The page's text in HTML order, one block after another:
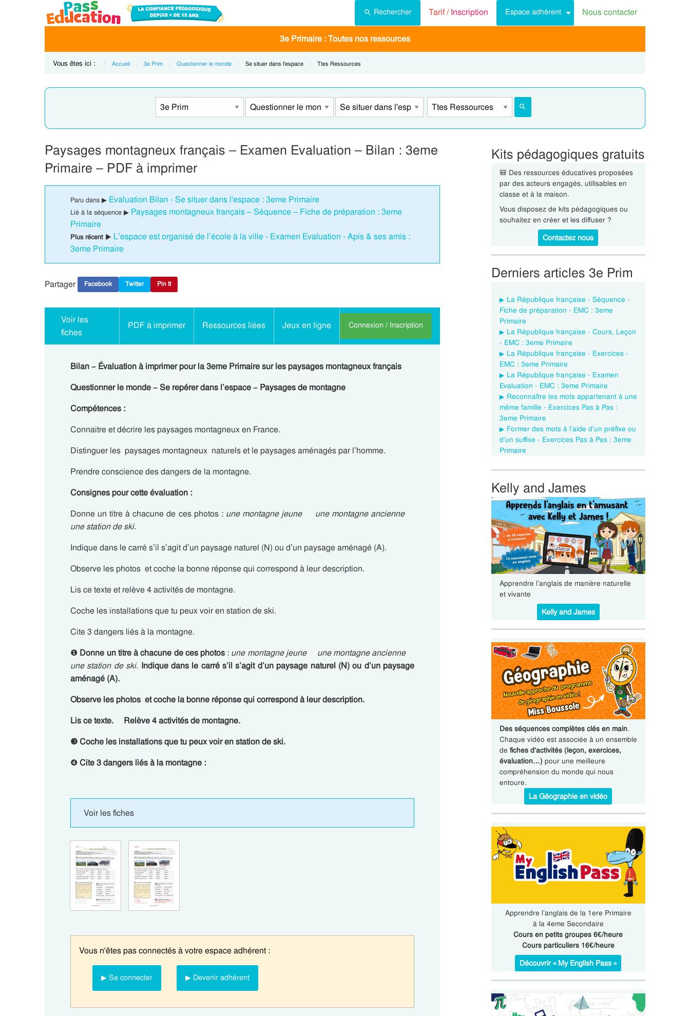
Rechercher Tarif /Inscription Espace adhérent Nous contacter
3e Primaire : Toutes nos ressources
Vous êtes ici : Accueil 3e Prim Questionner le monde Current:
Se situer dans l'espace Current:
Ttes Ressources
Paysages montagneux français – Examen Evaluation – Bilan : 3eme
Primaire – PDF à imprimer
Paru dans ▶ Evaluation Bilan - Se situer dans l'espace : 3eme Primaire
Lié à la séquence ▶ Paysages montagneux français – Séquence – Fiche de préparation : 3eme
Primaire
Plus récent ▶ L’espace est organisé de l’école à la ville - Examen Evaluation - Apis & ses amis :
3eme Primaire
Partager Facebook Twitter Pin It
Voir les
fiches
PDF à imprimer Ressources liées Jeux en ligne Connexion / Inscription
Bilan – Évaluation à imprimer pour la 3eme Primaire sur les paysages montagneux français
Questionner le monde – Se repérer dans l’espace – Paysages de montagne
Compétences :
Connaitre et décrire les paysages montagneux en France.
Distinguer les paysages montagneux naturels et le paysages aménagés par l’homme.
Prendre conscience des dangers de la montagne.
Consignes pour cette évaluation :
Donne un titre à chacune de ces photos : une montagne jeune une montagne ancienne
une station de ski.
Indique dans le carré s’il s’agit d’un paysage naturel (N) ou d’un paysage aménagé (A).
Observe les photos et coche la bonne réponse qui correspond à leur description.
Lis ce texte et relève 4 activités de montagne.
Coche les installations que tu peux voir en station de ski.
Cite 3 dangers liés à la montagne.
❶ Donne un titre à chacune de ces photos: une montagne jeune une montagne ancienne
une station de ski. Indique dans le carré s’il s’agit d’un paysage naturel (N) ou d’un paysage
aménagé (A).
Observe les photos et coche la bonne réponse qui correspond à leur description.
Lis ce texte. Relève 4 activités de montagne.
❸ Coche les installations que tu peux voir en station de ski.
❹Cite 3 dangers liés à la montagne :
Voir les fiches
Vous n'êtes pas connectés à votre espace adhérent :
▶ Se connecter ▶ Devenir adhérent
Kits pédagogiques gratuits
🎒 Des ressources éducatives proposées
par des acteurs engagés, utilisables en
classe et à la maison.
Vous disposez de kits pédagogiques ou
souhaitez en créer et les diffuser ?
Contactez nous
Derniers articles 3e Prim
La République française - Séquence -
Fiche de préparation - EMC : 3eme
Primaire
La République française - Cours, Leçon
- EMC : 3eme Primaire
La République française - Exercices -
EMC : 3eme Primaire
La République française - Examen
Evaluation - EMC : 3eme Primaire
Reconnaître les mots appartenant à une
même famille - Exercices Pas à Pas :
3eme Primaire
Former des mots à l’aide d’un préfixe ou
d’un suffixe - Exercices Pas à Pas : 3eme
Primaire
Kelly and James
Apprendre l’anglais de manière naturelle
et vivante
Kelly and James
Des séquences complètes clés en main.
Chaque vidéo est associée à un ensemble
de fiches d'activités (leçon, exercices,
évaluation…) pour une meilleure
compréhension du monde qui nous
entoure.
La Géographie en vidéo
Apprendre l’anglais de la 1ere Primaire
à la 4eme Secondaire
Cours en petits groupes 6€/heure
Cours particuliers 16€/heure
Découvrir « My English Pass »